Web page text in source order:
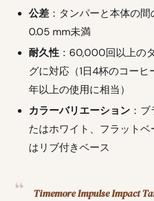
公差 ：タンパーと本体の
0.05 mm未満
耐久性 ：60,000回以上の
グに対応（1日4杯のコーヒ
年以上の使用に相当）
カラーバリエーション ：
たはホワイト、フラットベ
はリブ付きベース
Timemore Impulse Impact